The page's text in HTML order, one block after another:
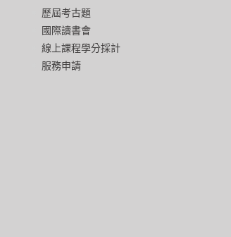
歷屆考古題
國際讀書會
線上課程學分採計
服務申請